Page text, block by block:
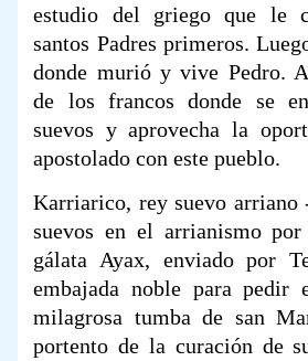
estudio del griego que le
santos Padres primeros.
donde murió y vive Pedro.
de los francos donde se
suevos y aprovecha la
apostolado con este pueblo.
Karriarico, rey suevo arriano
suevos en el arrianismo
gálata Ayax, enviado por
embajada noble para pedir
milagrosa tumba de san
portento de la curación de